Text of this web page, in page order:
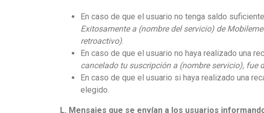
En caso de que el usuario no tenga saldo
Exitosamente a (nombre del servicio) de
retroactivo).
En caso de que el usuario no haya realizado una
cancelado tu suscripción a (nombre servicio), fue
En caso de que el usuario si haya realizado una
elegido.
L. Mensajes que se envían a los usuarios